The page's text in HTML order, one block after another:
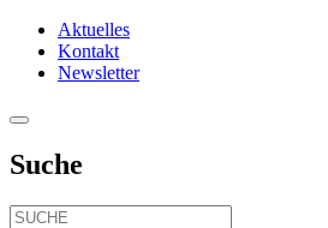
Aktuelles
Kontakt
Newsletter
Suche